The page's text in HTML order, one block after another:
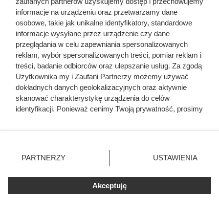
Pospolite ruszenie – organizacja
informacje na urządzeniu oraz przetwarzamy dane
osobowe, takie jak unikalne identyfikatory, standardowe
informacje wysyłane przez urządzenie czy dane
przeglądania w celu zapewniania spersonalizowanych
reklam, wybór spersonalizowanych treści, pomiar reklam i
treści, badanie odbiorców oraz ulepszanie usług. Za zgodą
Użytkownika my i Zaufani Partnerzy możemy używać
dokładnych danych geolokalizacyjnych oraz aktywnie
skanować charakterystykę urządzenia do celów
identyfikacji. Ponieważ cenimy Twoją prywatność, prosimy
prywatności znajdujący się w lewym dolnym rogu strony
. Niektóre rodzaje przetwarzania danych nie wymagają
zgody użytkownika, ale masz prawo sprzeciwić się
takiemu przetwarzaniu. Preferencje będą miały
zastosowania tylko na tej witrynie.
PARTNERZY USTAWIENIA
Akceptuję